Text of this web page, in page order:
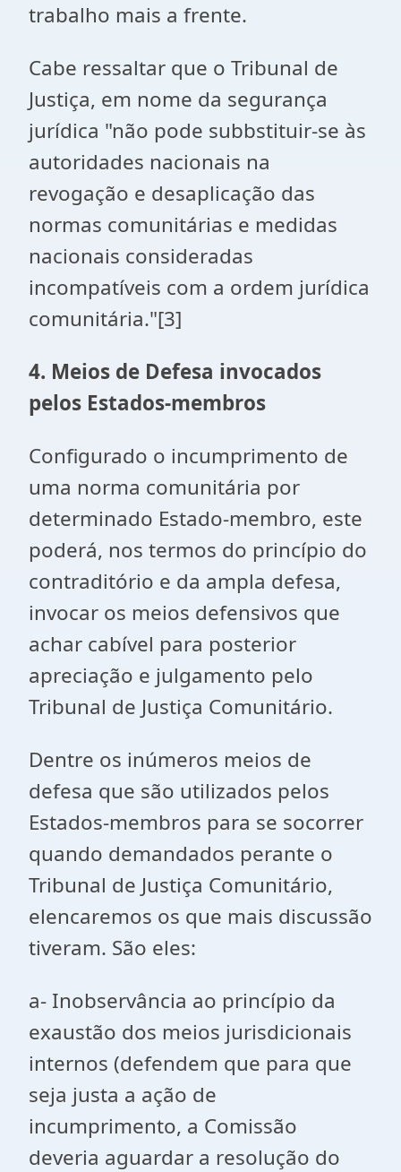
trabalho mais a frente.
Cabe ressaltar que o Tribunal de
Justiça, em nome da segurança
jurídica "não pode subbstituir-se às
autoridades nacionais na
revogação e desaplicação das
normas comunitárias e medidas
nacionais consideradas
incompatíveis com a ordem jurídica
comunitária."[3]
4. Meios de Defesa invocados
pelos Estados-membros
Configurado o incumprimento de
uma norma comunitária por
determinado Estado-membro, este
poderá, nos termos do princípio do
contraditório e da ampla defesa,
invocar os meios defensivos que
achar cabível para posterior
apreciação e julgamento pelo
Tribunal de Justiça Comunitário.
Dentre os inúmeros meios de
defesa que são utilizados pelos
Estados-membros para se socorrer
quando demandados perante o
Tribunal de Justiça Comunitário,
elencaremos os que mais discussão
tiveram. São eles:
a- Inobservância ao princípio da
exaustão dos meios jurisdicionais
internos (defendem que para que
seja justa a ação de
incumprimento, a Comissão
deveria aguardar a resolução do